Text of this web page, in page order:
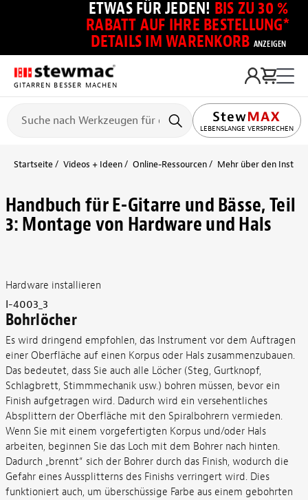
ETWAS FÜR JEDEN! BIS ZU 30 %
RABATT AUF IHRE BESTELLUNG*
DETAILS IM WARENKORB ANZEIGEN
GITARREN BESSER MACHEN
LEBENSLANGE VERSPRECHEN
Startseite Videos + Ideen Online-Ressourcen Mehr über den
Handbuch für E-Gitarre und Bässe, Teil
3: Montage von Hardware und Hals
Hardware installieren
I-4003_3
Bohrlöcher
Es wird dringend empfohlen, das Instrument vor dem Auftragen
einer Oberfläche auf einen Korpus oder Hals zusammenzubauen.
Das bedeutet, dass Sie auch alle Löcher (Steg, Gurtknopf,
Schlagbrett, Stimmmechanik usw.) bohren müssen, bevor ein
Finish aufgetragen wird. Dadurch wird ein versehentliches
Absplittern der Oberfläche mit den Spiralbohrern vermieden.
Wenn Sie mit einem vorgefertigten Korpus und/oder Hals
arbeiten, beginnen Sie das Loch mit dem Bohrer nach hinten.
Dadurch „brennt“ sich der Bohrer durch das Finish, wodurch die
Gefahr eines Aussplitterns des Finishs verringert wird. Dies
funktioniert auch, um überschüssige Farbe aus einem gebohrten